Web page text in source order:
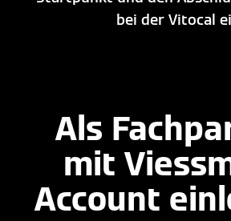
bei der Vitocal
Als
mit
Account